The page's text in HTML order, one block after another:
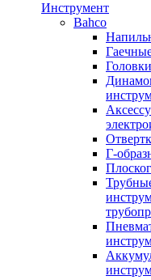
Инструмент
Bahco
Г-